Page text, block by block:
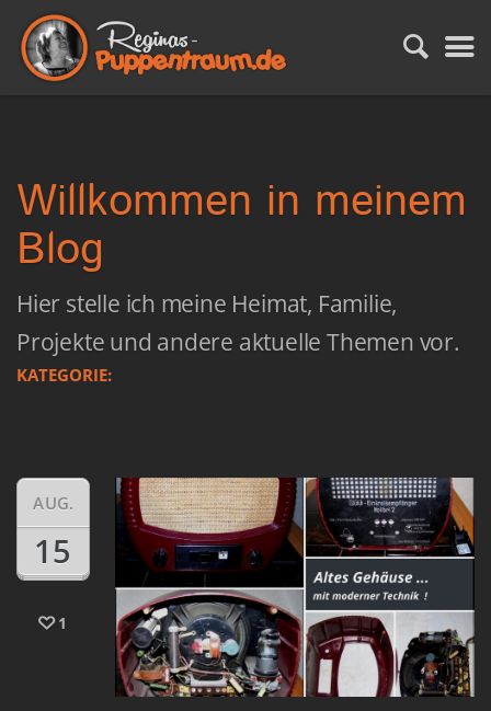
Willkommen in meinem
Blog
Hier stelle ich meine Heimat, Familie,
Projekte und andere aktuelle Themen vor.
KATEGORIE:
AUG.
15
1